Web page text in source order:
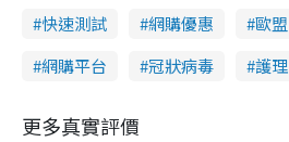
快速測試
網購優惠 歐盟
網購平台
冠狀病毒 護理
更多真實評價